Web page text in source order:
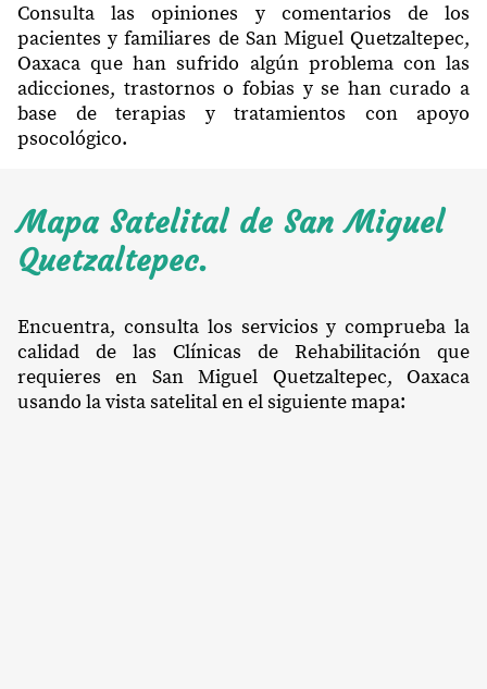
Consulta las opiniones y comentarios de los
pacientes y familiares de San Miguel Quetzaltepec,
Oaxaca que han sufrido algún problema con las
adicciones, trastornos o fobias y se han curado a
base de terapias y tratamientos con apoyo
psocológico.
Mapa Satelital de San Miguel
Quetzaltepec.
Encuentra, consulta los servicios y comprueba la
calidad de las Clínicas de Rehabilitación que
requieres en San Miguel Quetzaltepec, Oaxaca
usando la vista satelital en el siguiente mapa: